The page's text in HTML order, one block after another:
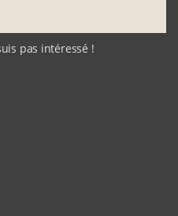
pas intéressé !